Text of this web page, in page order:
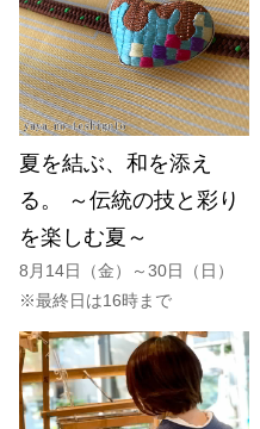
夏を結ぶ、和を添え
る。 ～伝統の技と彩り
を楽しむ夏～
8月14日（金）～30日（日）
※最終日は16時まで